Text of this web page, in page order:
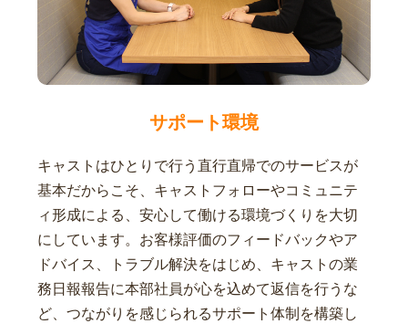
サポート環境
キャストはひとりで行う直行直帰でのサービスが
基本だからこそ、キャストフォローやコミュニテ
ィ形成による、安心して働ける環境づくりを大切
にしています。お客様評価のフィードバックやア
ドバイス、トラブル解決をはじめ、キャストの業
務日報報告に本部社員が心を込めて返信を行うな
ど、つながりを感じられるサポート体制を構築し